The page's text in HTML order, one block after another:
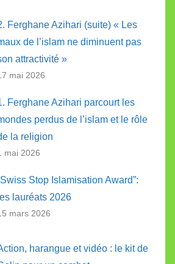
Ferghane Azihari (suite) « Les
de l’islam ne diminuent pas
attractivité »
mai 2026
Ferghane Azihari parcourt les
perdus de l’islam et le rôle
la religion
mai 2026
Stop Islamisation Award”:
les lauréats 2026
mars 2026
harangue et vidéo : le kit de